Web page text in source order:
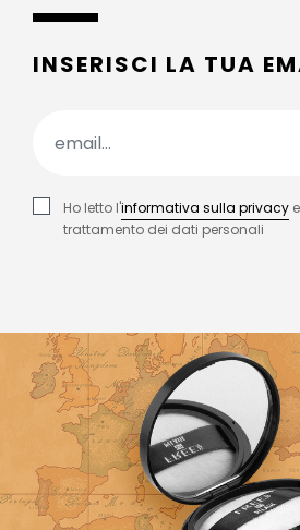
INSERISCI LA TUA
Ho letto l'informativa sulla privacy
trattamento dei dati personali